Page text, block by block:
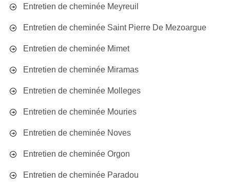
Entretien de cheminée Meyreuil
Entretien de cheminée Saint Pierre De Mezoargue
Entretien de cheminée Mimet
Entretien de cheminée Miramas
Entretien de cheminée Molleges
Entretien de cheminée Mouries
Entretien de cheminée Noves
Entretien de cheminée Orgon
Entretien de cheminée Paradou